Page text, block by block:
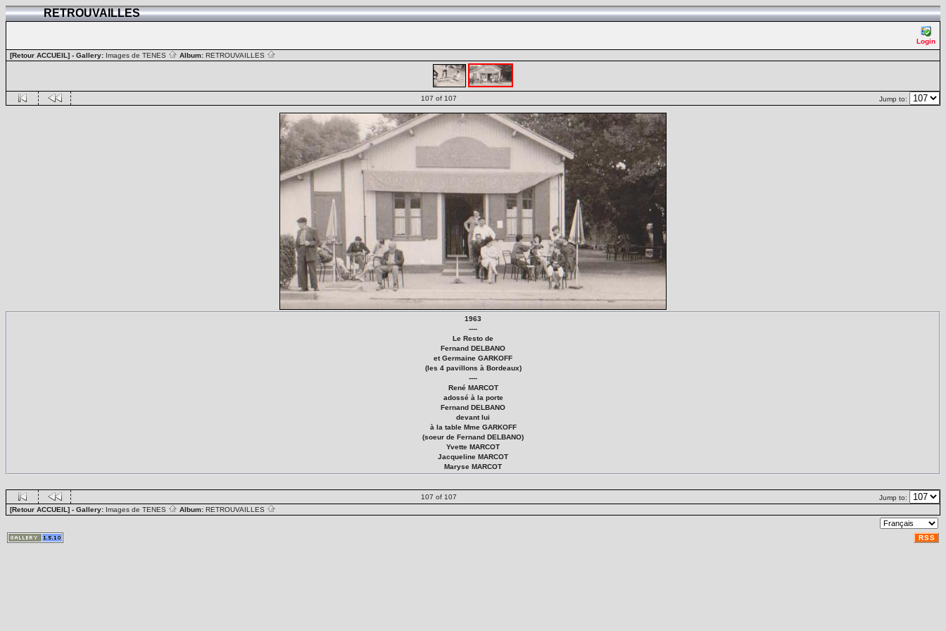
RETROUVAILLES
Login
[Retour ACCUEIL] - Gallery: Images de TENES Album: RETROUVAILLES
107 of 107 Jump to:
1963
----
Le Resto de
Fernand DELBANO
et Germaine GARKOFF
(les 4 pavillons à Bordeaux)
----
René MARCOT
adossé à la porte
Fernand DELBANO
devant lui
à la table Mme GARKOFF
(soeur de Fernand DELBANO)
Yvette MARCOT
Jacqueline MARCOT
Maryse MARCOT
107 of 107
Jump to:
[Retour ACCUEIL] - Gallery: Images de TENES Album: RETROUVAILLES
RSS